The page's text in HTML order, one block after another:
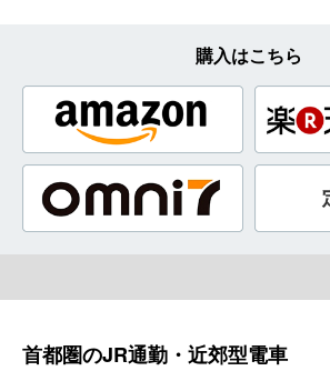
購入はこちら
首都圏のJR通勤・近郊型電車